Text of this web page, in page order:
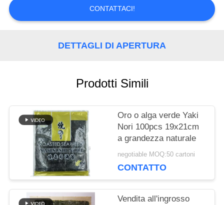
NOTIZIE
CHIEDI UN
MAPPA
SITO
CONTATTACI!
DETTAGLI DI APERTURA
Prodotti Simili
Oro o alga verde Yaki
Nori 100pcs 19x21cm
a grandezza naturale
negotiable MOQ:50 cartoni
CONTATTO
Vendita all'ingrosso